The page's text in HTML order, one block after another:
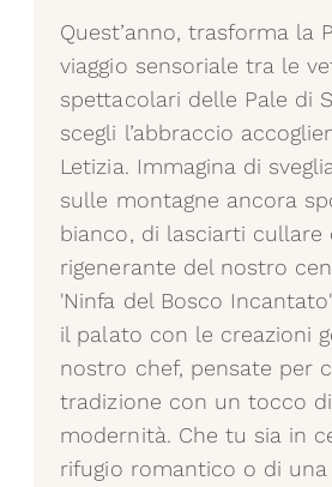
Quest’anno, trasforma la
viaggio sensoriale tra le
spettacolari delle Pale di
scegli l’abbraccio
Letizia. Immagina di
sulle montagne ancora
bianco, di lasciarti cullare
rigenerante del nostro
'Ninfa del Bosco
il palato con le creazioni
nostro chef, pensate per
tradizione con un tocco
modernità. Che tu sia in
rifugio romantico o di una